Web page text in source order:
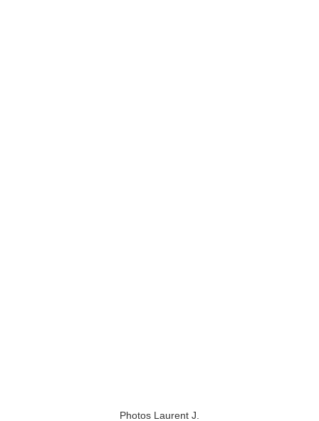
Photos Laurent J.